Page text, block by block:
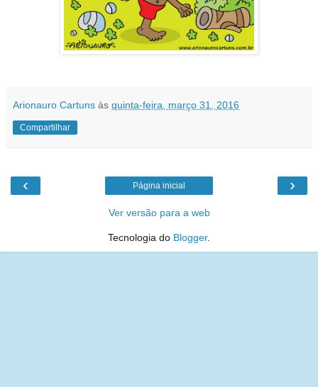
Arionauro Cartuns às quinta-feira, março 31, 2016
Compartilhar
‹ ›
Página inicial
Ver versão para a web
Tecnologia do Blogger.